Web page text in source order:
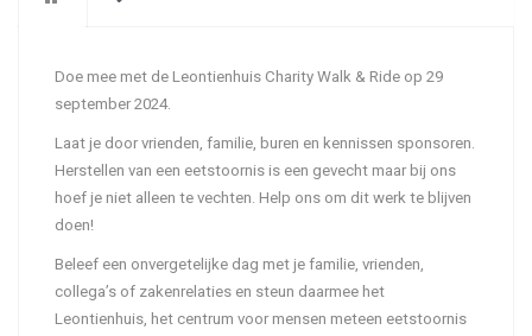
Doe mee met de Leontienhuis Charity Walk & Ride op 29
september 2024.
Laat je door vrienden, familie, buren en kennissen sponsoren.
Herstellen van een eetstoornis is een gevecht maar bij ons
hoef je niet alleen te vechten. Help ons om dit werk te blijven
doen!
Beleef een onvergetelijke dag met je familie, vrienden,
collega’s of zakenrelaties en steun daarmee het
Leontienhuis, het centrum voor mensen meteen eetstoornis